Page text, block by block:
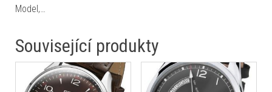
Model,…
Související produkty